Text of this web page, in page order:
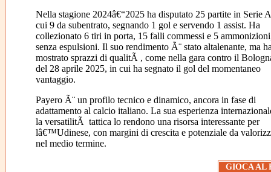
Nella stagione 2024â€“2025 ha disputato 25 partite in Serie
cui 9 da subentrato, segnando 1 gol e servendo 1 assist. Ha
collezionato 6 tiri in porta, 15 falli commessi e 5
senza espulsioni. Il suo rendimento Ã¨ stato altalenante, ma
mostrato sprazzi di qualitÃ , come nella gara contro il
del 28 aprile 2025, in cui ha segnato il gol del momentaneo
vantaggio.
Payero Ã¨ un profilo tecnico e dinamico, ancora in fase di
adattamento al calcio italiano. La sua esperienza
la versatilitÃ tattica lo rendono una risorsa interessante per
lâ€™Udinese, con margini di crescita e potenziale da
nel medio termine.
GIOCA AL